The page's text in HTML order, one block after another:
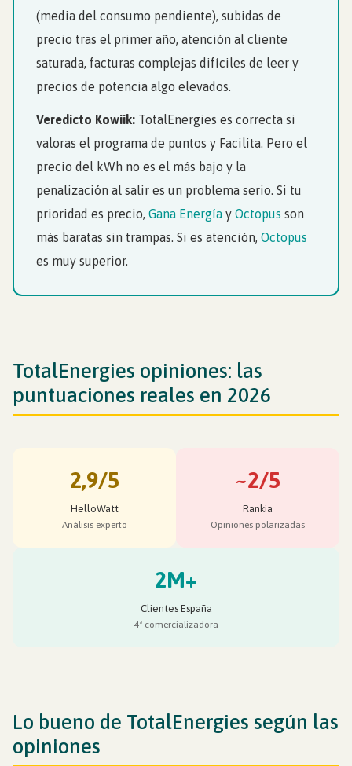
(media del consumo pendiente), subidas de
precio tras el primer año, atención al cliente
saturada, facturas complejas difíciles de leer y
precios de potencia algo elevados.
Veredicto Kowiik: TotalEnergies es correcta si
valoras el programa de puntos y Facilita. Pero el
precio del kWh no es el más bajo y la
penalización al salir es un problema serio. Si tu
prioridad es precio, Gana Energía y Octopus son
más baratas sin trampas. Si es atención, Octopus
es muy superior.
TotalEnergies opiniones: las
puntuaciones reales en 2026
2,9/5
HelloWatt
Análisis experto
~2/5
Rankia
Opiniones polarizadas
2M+
Clientes España
4ª comercializadora
Lo bueno de TotalEnergies según las
opiniones